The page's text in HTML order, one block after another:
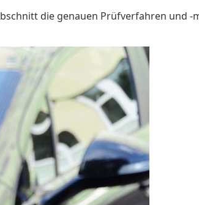
die genauen Prüfverfahren und -